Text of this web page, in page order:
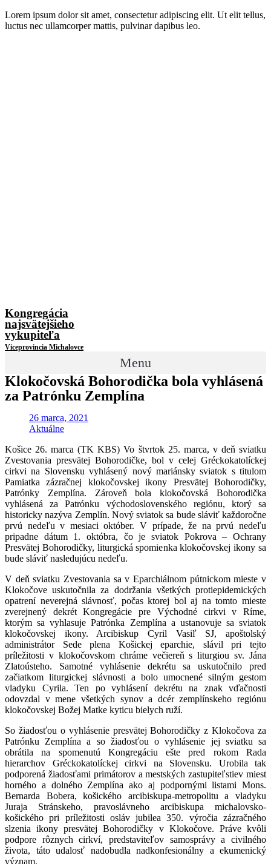
Lorem ipsum dolor sit amet, consectetur adipiscing elit. Ut elit tellus,
luctus nec ullamcorper mattis, pulvinar dapibus leo.
Kongregácia
najsvätejšieho
vykupiteľa
Viceprovincia Michalovce
Menu
Klokočovská Bohorodička bola vyhlásená
za Patrónku Zemplína
26 marca, 2021
Aktuálne
Košice 26. marca (TK KBS) Vo štvrtok 25. marca, v deň sviatku
Zvestovania presvätej Bohorodičke, bol v celej Gréckokatolíckej
cirkvi na Slovensku vyhlásený nový mariánsky sviatok s titulom
Pamiatka zázračnej klokočovskej ikony Presvätej Bohorodičky,
Patrónky Zemplína. Zároveň bola klokočovská Bohorodička
vyhlásená za Patrónku východoslovenského regiónu, ktorý sa
historicky nazýva Zemplín. Nový sviatok sa bude sláviť každoročne
prvú nedeľu v mesiaci október. V prípade, že na prvú nedeľu
pripadne dátum 1. októbra, čo je sviatok Pokrova – Ochrany
Presvätej Bohorodičky, liturgická spomienka klokočovskej ikony sa
bude sláviť nasledujúcu nedeľu.
V deň sviatku Zvestovania sa v Eparchiálnom pútnickom mieste v
Klokočove uskutočnila za dodržania všetkých protiepidemických
opatrení neverejná slávnosť, počas ktorej bol aj na tomto mieste
zverejnený dekrét Kongregácie pre Východné cirkvi v Ríme,
ktorým sa vyhlasuje Patrónka Zemplína a ustanovuje sa sviatok
klokočovskej ikony. Arcibiskup Cyril Vasiľ SJ, apoštolský
administrátor Sede plena Košickej eparchie, slávil pri tejto
príležitosti v klokočovskom chráme večiereň s liturgiou sv. Jána
Zlatoústeho. Samotné vyhlásenie dekrétu sa uskutočnilo pred
začiatkom liturgickej slávnosti a bolo umocnené silným gestom
vladyku Cyrila. Ten po vyhlásení dekrétu na znak vďačnosti
odovzdal v mene všetkých synov a dcér zemplínskeho regiónu
klokočovskej Božej Matke kyticu bielych ruží.
So žiadosťou o vyhlásenie presvätej Bohorodičky z Klokočova za
Patrónku Zemplína a so žiadosťou o vyhlásenie jej sviatku sa
obrátila na spomenutú Kongregáciu ešte pred rokom Rada
hierarchov Gréckokatolíckej cirkvi na Slovensku. Urobila tak
podporená žiadosťami primátorov a mestských zastupiteľstiev miest
horného a dolného Zemplína ako aj podpornými listami Mons.
Bernarda Bobera, košického arcibiskupa-metropolitu a vladyku
Juraja Stránskeho, pravoslávneho arcibiskupa michalovsko-
košického pri príležitosti osláv jubilea 350. výročia zázračného
slzenia ikony presvätej Bohorodičky v Klokočove. Práve kvôli
podpore rôznych cirkví, predstaviteľov samosprávy a civilného
života, táto udalosť nadobudla nadkonfesionálny a ekumenický
význam.